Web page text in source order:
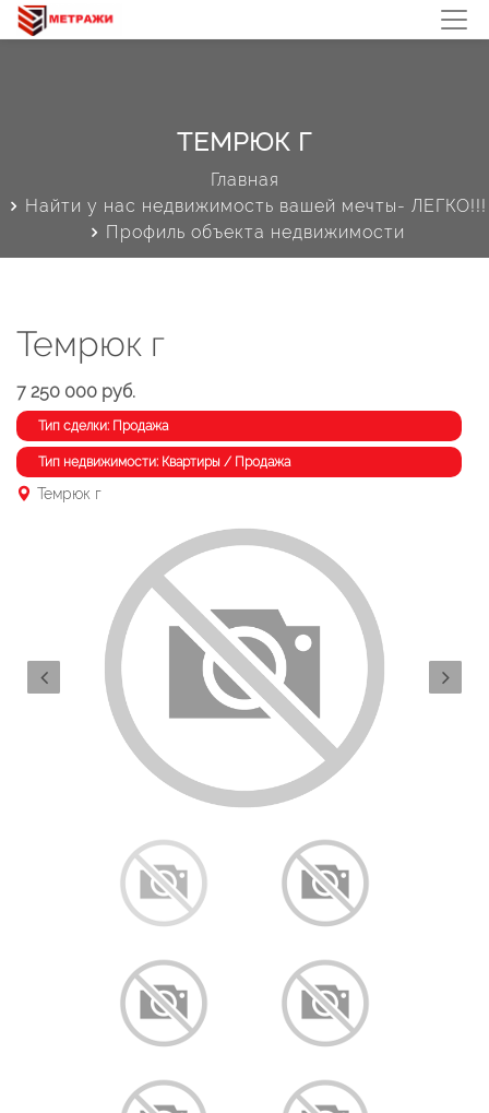
ТЕМРЮК Г
Главная
Найти у нас недвижимость вашей мечты- ЛЕГКО!!!
Профиль объекта недвижимости
Темрюк г
7 250 000 руб.
Тип сделки: Продажа
Тип недвижимости: Квартиры / Продажа
Темрюк г